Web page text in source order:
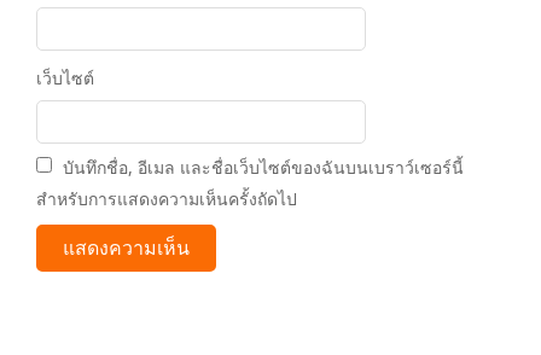
เว็บไซต์
บันทึกชื่อ, อีเมล และชื่อเว็บไซต์ของฉันบนเบราว์เซอร์นี้
สำหรับการแสดงความเห็นครั้งถัดไป